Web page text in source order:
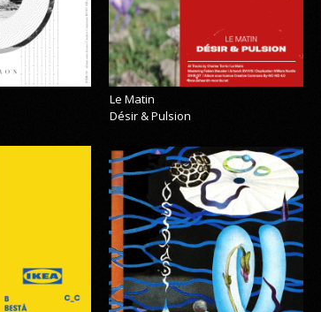
Le Matin
Désir & Pulsion